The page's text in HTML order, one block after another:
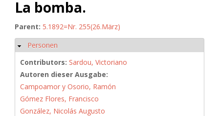
La bomba.
Parent: 5.1892=Nr. 255(26.März)
Hide
Personen
Contributors: Sardou, Victoriano
Autoren dieser Ausgabe:
Campoamor y Osorio, Ramón
Gómez Flores, Francisco
González, Nicolás Augusto